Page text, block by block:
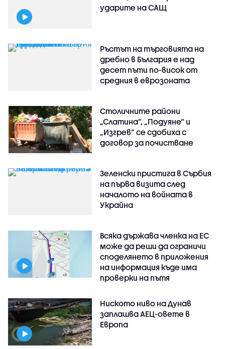
ударите на САЩ
Ръстът на търговията на
дребно в България е над
десет пъти по-висок от
средния в еврозоната
Столичните райони
„Слатина“, „Подуяне“ и
„Изгрев“ се сдобиха с
договор за почистване
Зеленски пристига в Сърбия
на първа визита след
началото на войната в
Украйна
Всяка държава членка на ЕС
може да реши да ограничи
споделянето в приложения
на информация къде има
проверки на пътя
Ниското ниво на Дунав
заплашва АЕЦ-овете в
Европа